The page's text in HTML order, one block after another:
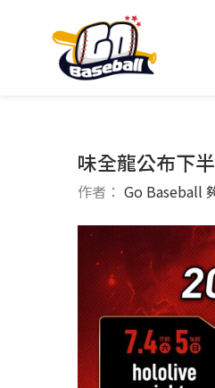
味全龍公布下
作者： Go Baseball